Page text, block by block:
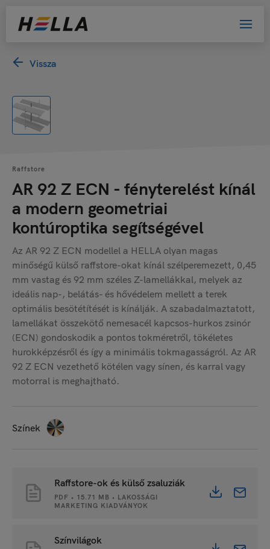
Vissza
Raffstore
AR 92 Z ECN - fényterelést kínál
a modern geometriai
kontúroptika segítségével
Az AR 92 Z ECN modellel a HELLA olyan magas
minőségű külső raffstore-okat kínál szélperemezett, 0,45
mm vastag és 92 mm széles Z-lamellákkal, melyek az
ideális nap-, belátás- és hővédelem mellett a terek
optimális besötétítését is kínálják. A szabadalmaztatott,
lamellákat összekötő nemesacél kapcsos-hurkos zsinór
(ECN) gondoskodik a pontos tokméretről, tökéletes
hurokképzésről és így a minimális tokmagasságról. Az AR
92 Z ECN vezethető kötélen vagy sínen, és karral vagy
motorral is meghajtható.
Színek
Raffstore-ok és külső zsaluziák
PDF • 15.71 MB • LAKOSSÁGI
MARKETING KIADVÁNYOK
Színvilágok